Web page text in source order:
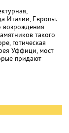
Италии, Европы.
возрождения
такого
готическая
Уффици, мост
придают